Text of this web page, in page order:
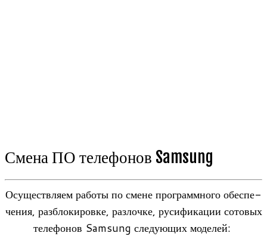
Смена ПО телефонов Samsung
Осу­ществ­ляем работы по смене про­грамм­ного обес­пе­
че­ния, раз­бло­ки­ровке, раз­лочке, руси­фи­ка­ции сото­вых
теле­фо­нов Samsung сле­ду­ю­щих моделей: